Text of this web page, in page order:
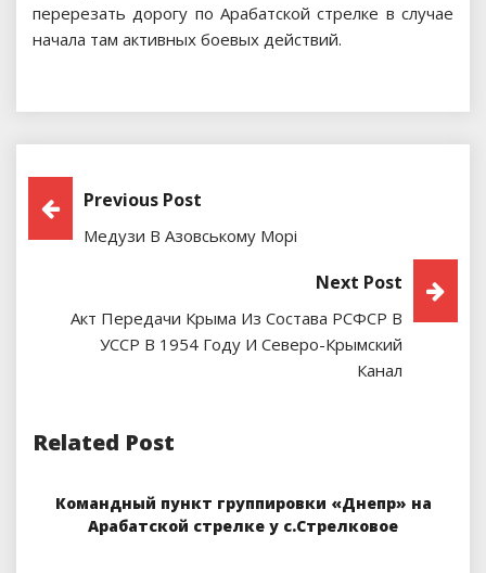
перерезать дорогу по Арабатской стрелке в случае
начала там активных боевых действий.
Навигация
По
Previous Post
Медузи В Азовському Морі
Next Post
Акт Передачи Крыма Из Состава РСФСР В
УССР В 1954 Году И Северо-Крымский
Канал
Related Post
Командный пункт группировки «Днепр» на
Арабатской стрелке у с.Стрелковое